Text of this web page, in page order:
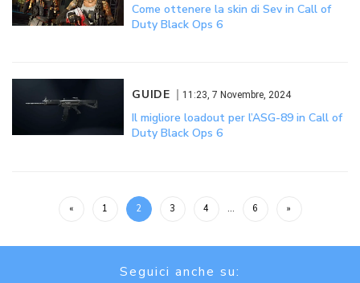
Come ottenere la skin di Sev in Call of
Duty Black Ops 6
GUIDE 11:23, 7 Novembre, 2024
Il migliore loadout per l’ASG-89 in Call of
Duty Black Ops 6
« 1 2 3 4 … 6 »
Seguici anche su: